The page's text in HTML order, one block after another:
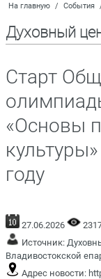
На главную / События
Духовный
Старт
«Основы
году
27.06.2026
Источник:
Владивостокской
Адрес новости: